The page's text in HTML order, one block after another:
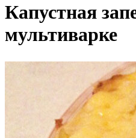
Капустная
мультиварке